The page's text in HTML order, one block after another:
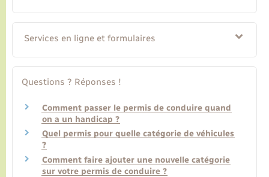
Services en ligne et formulaires
Questions ? Réponses !
Comment passer le permis de conduire quand
on a un handicap ?
Quel permis pour quelle catégorie de véhicules
?
Comment faire ajouter une nouvelle catégorie
sur votre permis de conduire ?